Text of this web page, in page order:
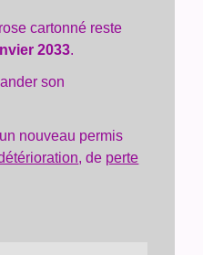
cartonné reste
2033.
son
nouveau permis
, de perte